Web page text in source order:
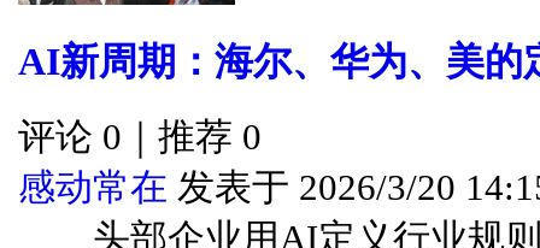
AI新周期：海尔、华为、美的
评论 0｜推荐 0
感动常在 发表于 2026/3/20
头部企业用AI定义行业规则